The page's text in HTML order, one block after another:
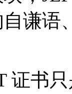
谦语
证书